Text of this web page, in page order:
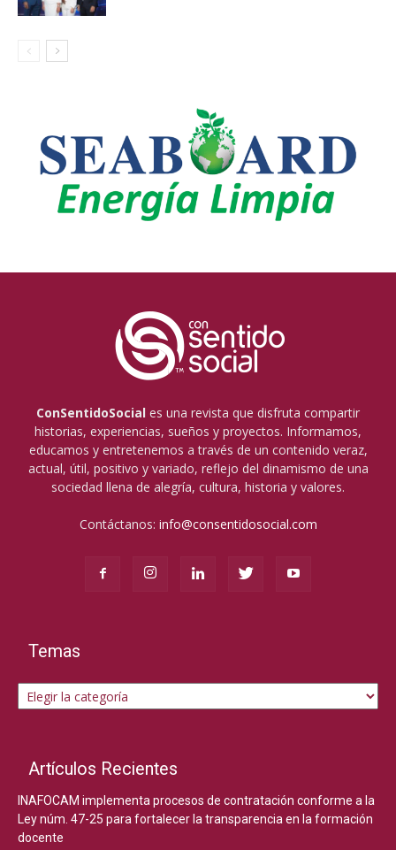
ConSentidoSocial es una revista que disfruta compartir
historias, experiencias, sueños y proyectos. Informamos,
educamos y entretenemos a través de un contenido veraz,
actual, útil, positivo y variado, reflejo del dinamismo de una
sociedad llena de alegría, cultura, historia y valores.
Contáctanos: info@consentidosocial.com
Temas
Temas
Artículos Recientes
INAFOCAM implementa procesos de contratación conforme a la
Ley núm. 47-25 para fortalecer la transparencia en la formación
docente